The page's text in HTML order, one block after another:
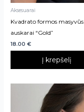
Aksesuarai
Kvadrato formos masyvūs
auskarai “Gold”
18.00 €
Į krepšelį